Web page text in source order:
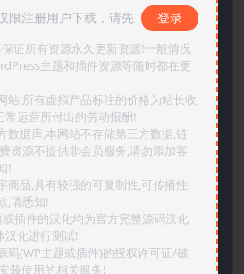
限注册用户下载，请先 登录
证所有资源永久更新资源!一般情况
主题和插件资源等随时都在更
站,所有虚拟产品标注的价格为站长收
运营所付出的劳动报酬!
数据库,本网站不存储第三方数据,链
资源不提供非会员服务,请勿添加客
!
商品,具有较强的可复制性,可传播性,
,请悉知!
插件的汉化均为官方完整源码汉化
汉化进行测试!
码(WP主题或插件)的授权许可证/破
装使用的相关服务!